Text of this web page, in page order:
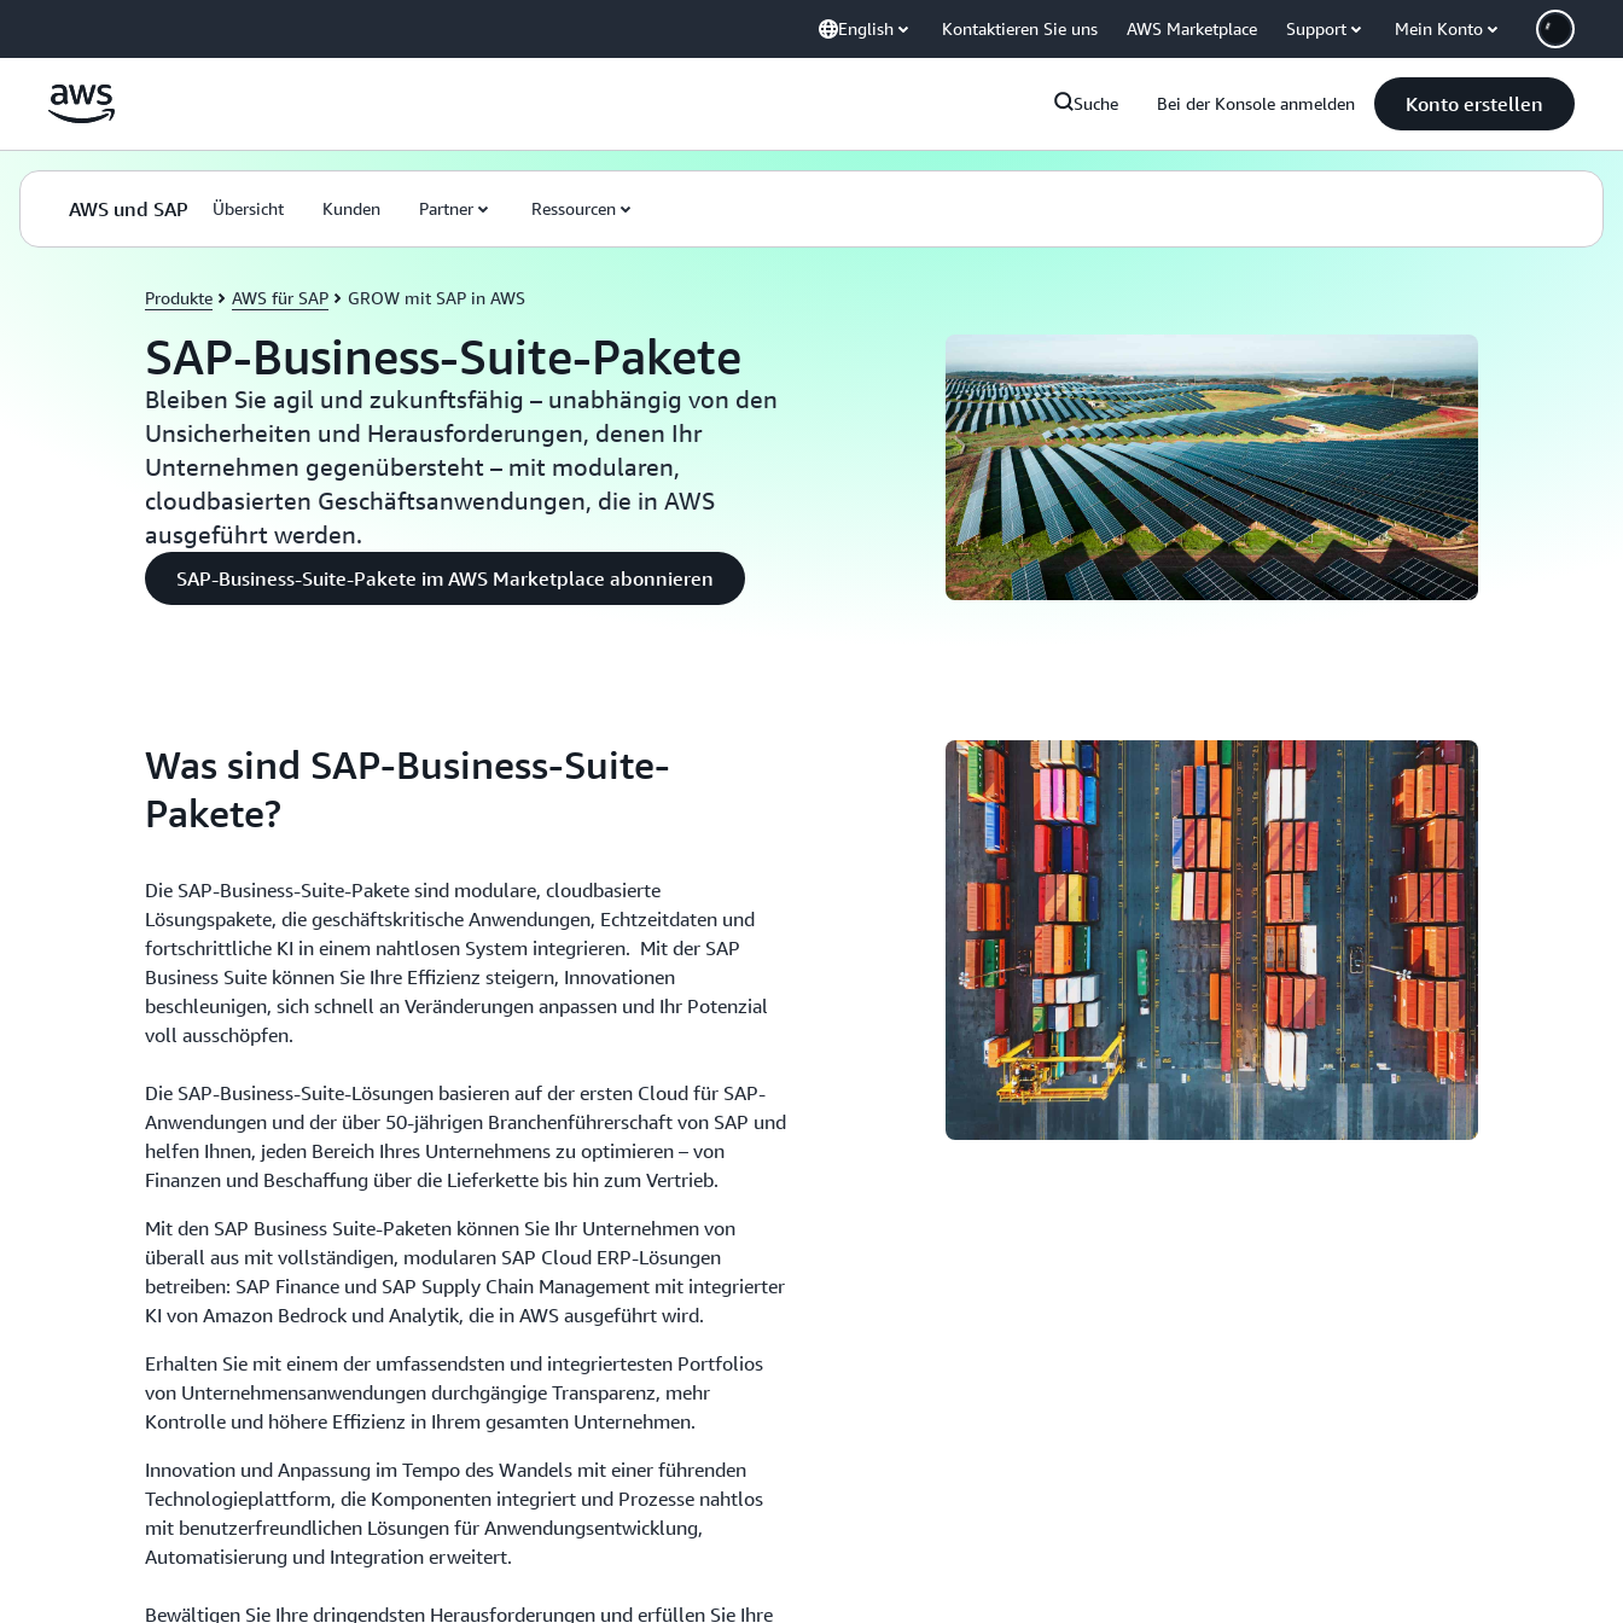
English Kontaktieren Sie uns AWS Marketplace Support Mein Konto
Suche Bei der Konsole anmelden Konto erstellen
AWS und SAP Übersicht Kunden Partner Ressourcen
Produkte AWS für SAP GROW mit SAP in AWS
SAP-Business-Suite-Pakete
Bleiben Sie agil und zukunftsfähig – unabhängig von den
Unsicherheiten und Herausforderungen, denen Ihr
Unternehmen gegenübersteht – mit modularen,
cloudbasierten Geschäftsanwendungen, die in AWS
ausgeführt werden.
SAP-Business-Suite-Pakete im AWS Marketplace abonnieren
Was sind SAP-Business-Suite-
Pakete?
Die SAP-Business-Suite-Pakete sind modulare, cloudbasierte
Lösungspakete, die geschäftskritische Anwendungen, Echtzeitdaten und
fortschrittliche KI in einem nahtlosen System integrieren. Mit der SAP
Business Suite können Sie Ihre Effizienz steigern, Innovationen
beschleunigen, sich schnell an Veränderungen anpassen und Ihr Potenzial
voll ausschöpfen.
Die SAP-Business-Suite-Lösungen basieren auf der ersten Cloud für SAP-
Anwendungen und der über 50-jährigen Branchenführerschaft von SAP und
helfen Ihnen, jeden Bereich Ihres Unternehmens zu optimieren – von
Finanzen und Beschaffung über die Lieferkette bis hin zum Vertrieb.
Mit den SAP Business Suite-Paketen können Sie Ihr Unternehmen von
überall aus mit vollständigen, modularen SAP Cloud ERP-Lösungen
betreiben: SAP Finance und SAP Supply Chain Management mit integrierter
KI von Amazon Bedrock und Analytik, die in AWS ausgeführt wird.
Erhalten Sie mit einem der umfassendsten und integriertesten Portfolios
von Unternehmensanwendungen durchgängige Transparenz, mehr
Kontrolle und höhere Effizienz in Ihrem gesamten Unternehmen.
Innovation und Anpassung im Tempo des Wandels mit einer führenden
Technologieplattform, die Komponenten integriert und Prozesse nahtlos
mit benutzerfreundlichen Lösungen für Anwendungsentwicklung,
Automatisierung und Integration erweitert.
Bewältigen Sie Ihre dringendsten Herausforderungen und erfüllen Sie Ihre